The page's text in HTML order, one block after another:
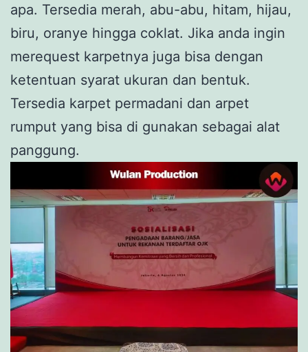
apa. Tersedia merah, abu-abu, hitam, hijau,
biru, oranye hingga coklat. Jika anda ingin
merequest karpetnya juga bisa dengan
ketentuan syarat ukuran dan bentuk.
Tersedia karpet permadani dan arpet
rumput yang bisa di gunakan sebagai alat
panggung.